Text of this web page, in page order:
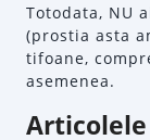
Totodata, NU
(prostia asta
tifoane,
asemenea.
Articolele